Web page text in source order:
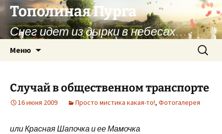
Перейти
содержимому
Тополиная Пурга
Снег идет из дырки в небесах…
Меню Найти:
Случай в общественном транспорте
16 июня 2009 Просто мистика какая-то!, Фотогалерея
или Красная Шапочка и ее Мамочка